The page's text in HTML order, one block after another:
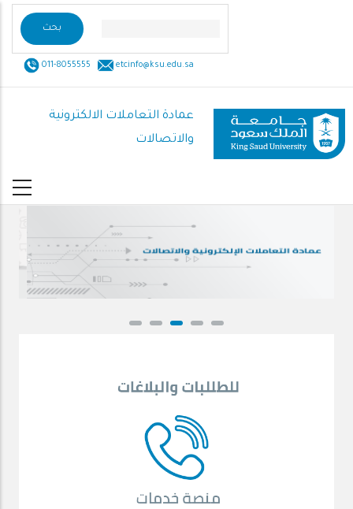
011-8055555 etcinfo@ksu.edu.sa
عمادة التعاملات الالكترونية
والاتصالات